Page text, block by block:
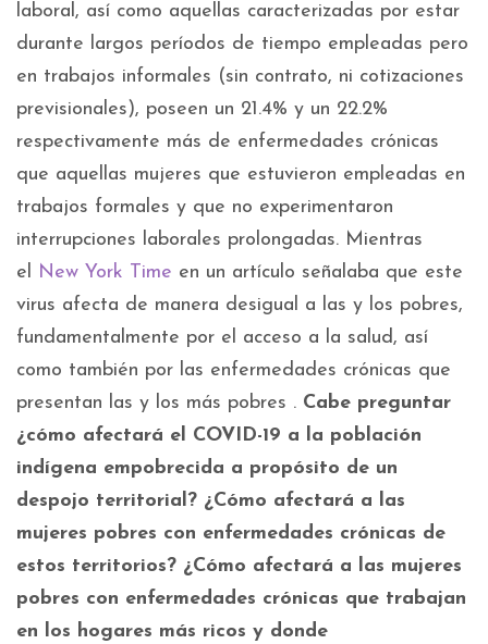
laboral, así como aquellas caracterizadas por estar
durante largos períodos de tiempo empleadas pero
en trabajos informales (sin contrato, ni cotizaciones
previsionales), poseen un 21.4% y un 22.2%
respectivamente más de enfermedades crónicas
que aquellas mujeres que estuvieron empleadas en
trabajos formales y que no experimentaron
interrupciones laborales prolongadas. Mientras
el New York Time en un artículo señalaba que este
virus afecta de manera desigual a las y los pobres,
fundamentalmente por el acceso a la salud, así
como también por las enfermedades crónicas que
presentan las y los más pobres . Cabe preguntar
¿cómo afectará el COVID-19 a la población
indígena empobrecida a propósito de un
despojo territorial? ¿Cómo afectará a las
mujeres pobres con enfermedades crónicas de
estos territorios? ¿Cómo afectará a las mujeres
pobres con enfermedades crónicas que trabajan
en los hogares más ricos y donde